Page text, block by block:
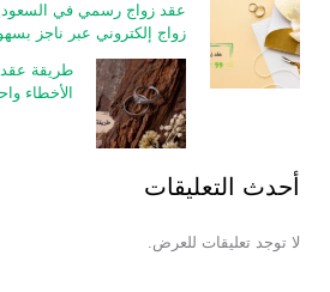
عقد زواج رسمي في
زواج إلكتروني عبر ناجز
طريقة عقد
الأخطاء
أحدث التعليقات
لا توجد تعليقات للعرض.